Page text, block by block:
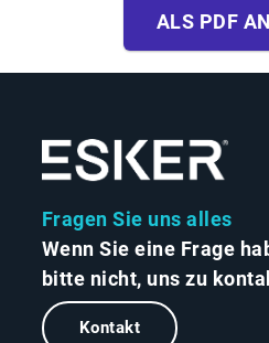
ALS PDF
Fragen Sie uns alles
Wenn Sie eine Frage
bitte nicht, uns zu
Kontakt